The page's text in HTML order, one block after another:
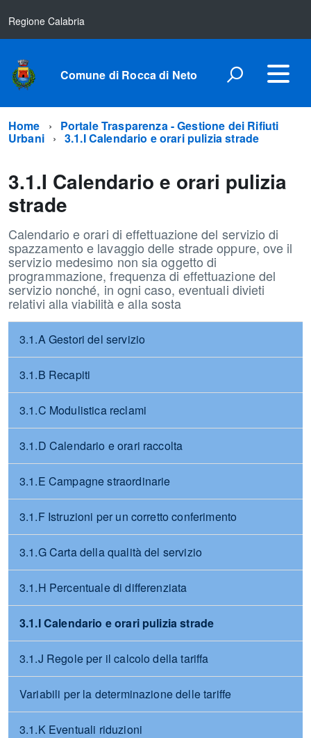
Regione Calabria
Comune di Rocca di Neto
Home Portale Trasparenza - Gestione dei Rifiuti
Urbani 3.1.I Calendario e orari pulizia strade
3.1.I Calendario e orari pulizia
strade
Calendario e orari di effettuazione del servizio di
spazzamento e lavaggio delle strade oppure, ove il
servizio medesimo non sia oggetto di
programmazione, frequenza di effettuazione del
servizio nonché, in ogni caso, eventuali divieti
relativi alla viabilità e alla sosta
3.1.A Gestori del servizio
3.1.B Recapiti
3.1.C Modulistica reclami
3.1.D Calendario e orari raccolta
3.1.E Campagne straordinarie
3.1.F Istruzioni per un corretto conferimento
3.1.G Carta della qualità del servizio
3.1.H Percentuale di differenziata
3.1.I Calendario e orari pulizia strade
3.1.J Regole per il calcolo della tariffa
Variabili per la determinazione delle tariffe
3.1.K Eventuali riduzioni